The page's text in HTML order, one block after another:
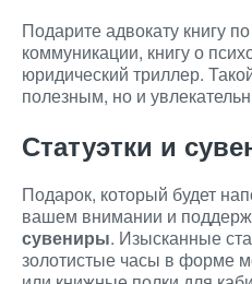
Подарите адвокату книгу
коммуникации, книгу о
юридический триллер.
полезным, но и
Статуэтки и
Подарок, который будет
вашем внимании и
сувениры. Изысканные
золотистые часы в форме